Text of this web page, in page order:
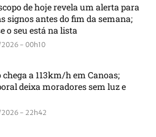
de hoje revela um alerta para
signos antes do fim da semana;
o seu está na lista
- 00h10
chega a 113km/h em Canoas;
deixa moradores sem luz e
- 22h42